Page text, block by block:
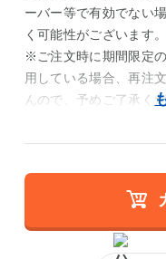
ーバー等で有効でない
く可能性がございます
※ご注文時に期間限定
用している場合、再注
んので、予めご了承く